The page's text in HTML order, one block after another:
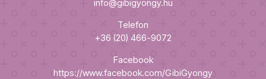
info@gibigyongy.hu
Telefon
+36 (20) 466-9072
Facebook
https://www.facebook.com/GibiGyongy